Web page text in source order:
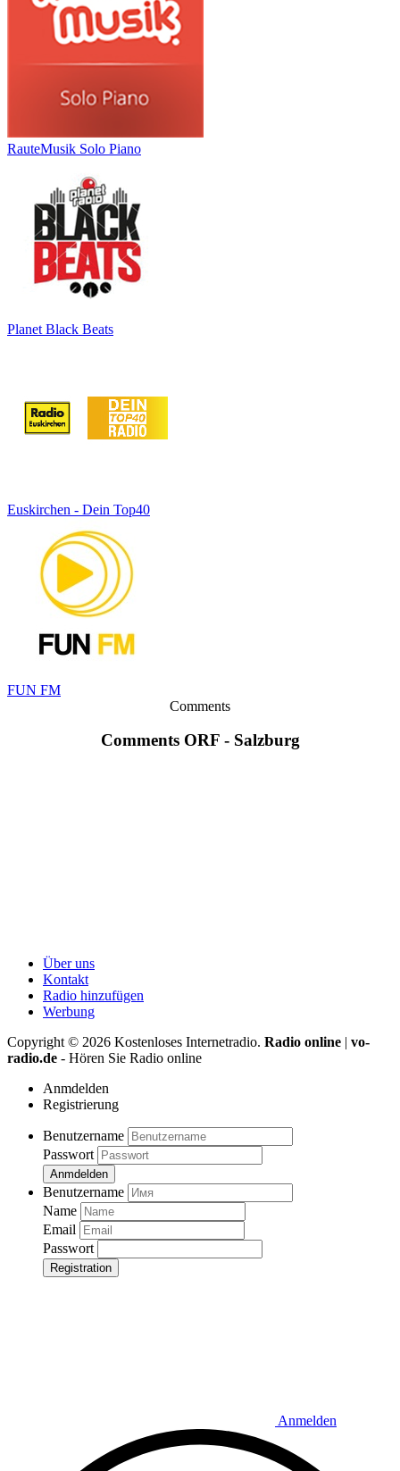
RauteMusik Solo Piano
Planet Black Beats
Euskirchen - Dein Top40
FUN FM
Comments
Comments ORF - Salzburg
Über uns
Kontakt
Radio hinzufügen
Werbung
Copyright © 2026 Kostenloses Internetradio. Radio online | vo-
radio.de - Hören Sie Radio online
Anmdelden
Registrierung
Benutzername
Passwort
Anmdelden
Benutzername
Name
Email
Passwort
Registration
Anmelden